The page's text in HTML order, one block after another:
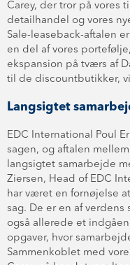
Carey, der tror på vores
detailhandel og vores
Sale-leaseback-aftalen
en del af vores
ekspansion på tværs af
til de discountbutikker,
Langsigtet
EDC International Poul
sagen, og aftalen
langsigtet samarbejde
Ziersen, Head of EDC
har været en fornøjelse
sag. De er en af
også allerede et
opgaver, hvor
Sammenkoblet med